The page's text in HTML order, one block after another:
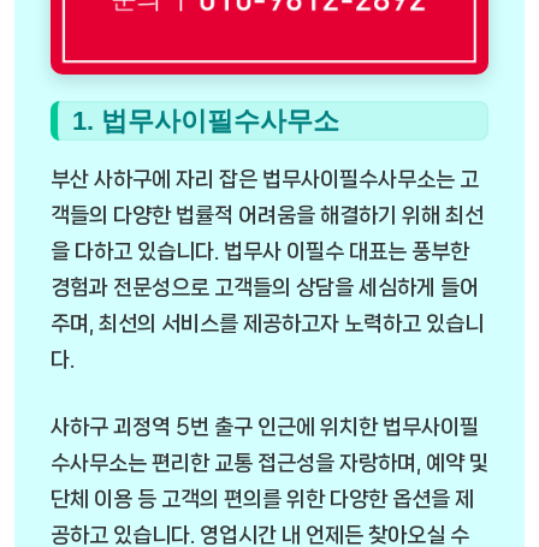
1. 법무사이필수사무소
부산 사하구에 자리 잡은 법무사이필수사무소는 고
객들의 다양한 법률적 어려움을 해결하기 위해 최선
을 다하고 있습니다. 법무사 이필수 대표는 풍부한
경험과 전문성으로 고객들의 상담을 세심하게 들어
주며, 최선의 서비스를 제공하고자 노력하고 있습니
다.
사하구 괴정역 5번 출구 인근에 위치한 법무사이필
수사무소는 편리한 교통 접근성을 자랑하며, 예약 및
단체 이용 등 고객의 편의를 위한 다양한 옵션을 제
공하고 있습니다. 영업시간 내 언제든 찾아오실 수